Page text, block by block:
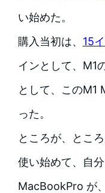
い始めた。
購入当初は、 15
インとして、M1
として、このM1
った。
ところが、ところ
使い始めて、自
MacBookPro が